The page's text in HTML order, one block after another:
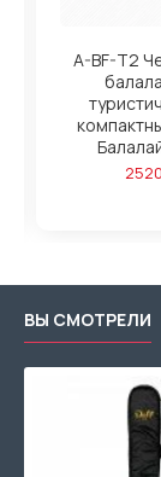
A-BF-T2
ВЫ СМОТРЕЛИ